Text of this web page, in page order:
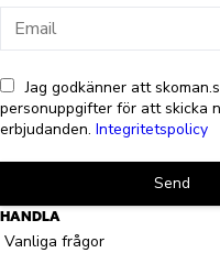
Jag godkänner att
personuppgifter för att skicka
erbjudanden. Integritetspolicy
Send
HANDLA
Vanliga frågor